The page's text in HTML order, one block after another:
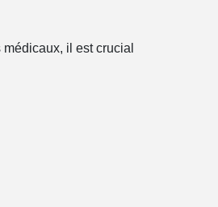
il est crucial